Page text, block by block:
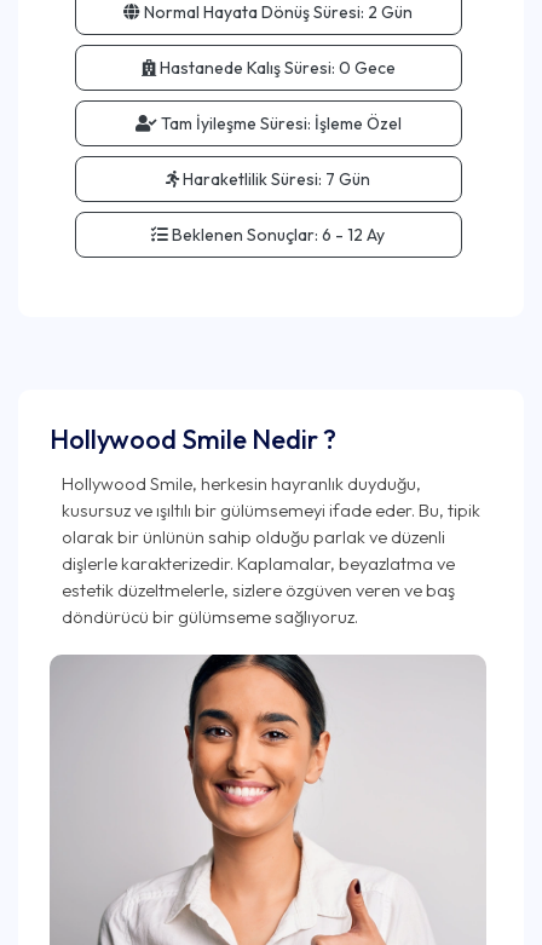
Normal Hayata Dönüş Süresi: 2 Gün
Hastanede Kalış Süresi: 0 Gece
Tam İyileşme Süresi: İşleme Özel
Haraketlilik Süresi: 7 Gün
Beklenen Sonuçlar: 6 - 12 Ay
Hollywood Smile Nedir ?
Hollywood Smile, herkesin hayranlık duyduğu,
kusursuz ve ışıltılı bir gülümsemeyi ifade eder. Bu, tipik
olarak bir ünlünün sahip olduğu parlak ve düzenli
dişlerle karakterizedir. Kaplamalar, beyazlatma ve
estetik düzeltmelerle, sizlere özgüven veren ve baş
döndürücü bir gülümseme sağlıyoruz.